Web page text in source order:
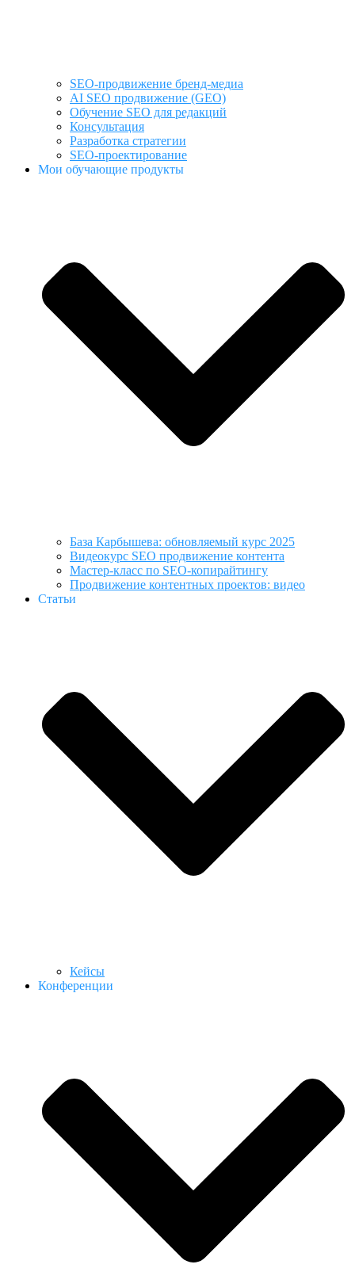
SEO-продвижение бренд-медиа
AI SEO продвижение (GEO)
Обучение SEO для редакций
Консультация
Разработка стратегии
SEO-проектирование
Мои обучающие продукты
База Карбышева: обновляемый курс 2025
Видеокурс SEO продвижение контента
Мастер-класс по SEO-копирайтингу
Продвижение контентных проектов: видео
Статьи
Кейсы
Конференции